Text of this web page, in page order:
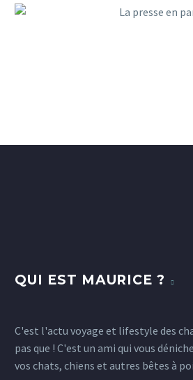
QUI EST MAURICE ?
C'est l'actu voyage et lifestyle des
pas que ! C'est un ami qui vous
vos chats, chiens et autres bêtes à